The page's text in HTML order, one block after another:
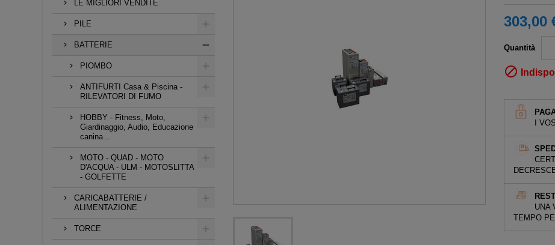
LE MIGLIORI VENDITE
PILE
BATTERIE
PIOMBO
ANTIFURTI Casa & Piscina -
RILEVATORI DI FUMO
HOBBY - Fitness, Moto,
Giardinaggio, Audio, Educazione
canina...
MOTO - QUAD - MOTO
D'ACQUA - ULM - MOTOSLITTA
- GOLFETTE
CARICABATTERIE /
ALIMENTAZIONE
TORCE
303,00
Quantità

I
UNA
TEMPO